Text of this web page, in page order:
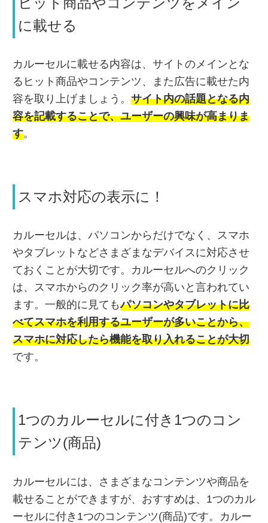
に載せる
カルーセルに載せる内容は、サイトのメインとな
るヒット商品やコンテンツ、また広告に載せた内
容を取り上げましょう。 サイト内の話題となる内
容を記載することで、ユーザーの興味が高まりま
す。
スマホ対応の表示に！
カルーセルは、パソコンからだけでなく、スマホ
やタブレットなどさまざまなデバイスに対応させ
ておくことが大切です。カルーセルへのクリック
は、スマホからのクリック率が高いと言われてい
ます。一般的に見てもパソコンやタブレットに比
べてスマホを利用するユーザーが多いことから、
スマホに対応したら機能を取り入れることが大切
です。
1つのカルーセルに付き1つのコン
テンツ(商品)
カルーセルには、さまざまなコンテンツや商品を
載せることができますが、おすすめは、1つのカル
ーセルに付き1つのコンテンツ(商品)です。カルー